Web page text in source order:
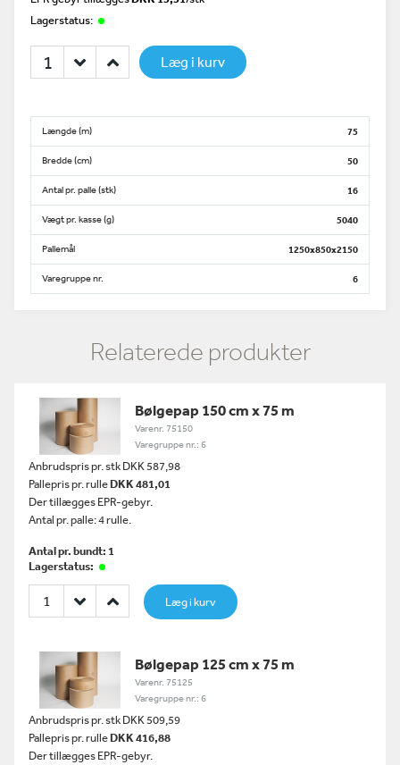
Lagerstatus:
Læg i kurv
Længde (m) 75
Bredde (cm) 50
Antal pr. palle (stk) 16
Vægt pr. kasse (g) 5040
Pallemål 1250x850x2150
Varegruppe nr. 6
Relaterede produkter
Bølgepap 150 cm x 75 m
Varenr. 75150
Varegruppe nr.: 6
Anbrudspris pr. stk DKK 587,98
Pallepris pr. rulleDKK 481,01
Der tillægges EPR-gebyr.
Antal pr. palle: 4 rulle.
Antal pr. bundt: 1
Lagerstatus:
Læg i kurv
Bølgepap 125 cm x 75 m
Varenr. 75125
Varegruppe nr.: 6
Anbrudspris pr. stk DKK 509,59
Pallepris pr. rulleDKK 416,88
Der tillægges EPR-gebyr.